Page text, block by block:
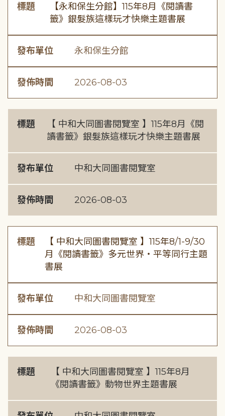
標題
【永和保生分館】115年8月《閱讀書
籤》銀髮族這樣玩才快樂主題書展
發布單位 永和保生分館
發佈時間 2026-08-03
標題
【 中和大同圖書閱覽室 】115年8月《閱
讀書籤》銀髮族這樣玩才快樂主題書展
發布單位 中和大同圖書閱覽室
發佈時間 2026-08-03
標題
【 中和大同圖書閱覽室 】115年8/1-9/30
月《閱讀書籤》多元世界・平等同行主題
書展
發布單位 中和大同圖書閱覽室
發佈時間 2026-08-03
標題
【 中和大同圖書閱覽室 】115年8月
《閱讀書籤》動物世界主題書展